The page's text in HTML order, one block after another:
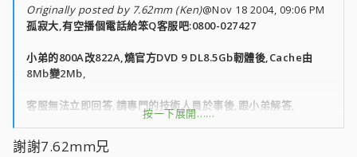
Originally posted by 7.62mm (Ken)@Nov 18 2004, 09:06 PM
孤寂大,有空播個電話給笨Q客服吧:0800-027427
小弟的800A改822A,燒官方DVD 9 DL8.5Gb軔體後,Cache由
8Mb變2Mb,
客服無法立即回答,請專門的技術人員於事後,跟小弟解答,
還給小弟一些建議,服務粉不錯喔~~~ :MMM:
按一下展開……
謝謝7.62mm兄